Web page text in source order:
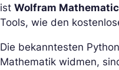
ist Wolfram
Tools, wie den
Die bekanntesten
Mathematik widmen,